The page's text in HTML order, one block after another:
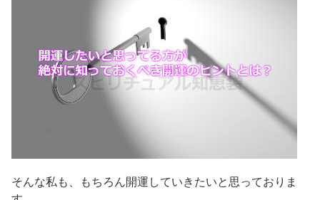
そんな私も、もちろん開運していきたいと思っておりま